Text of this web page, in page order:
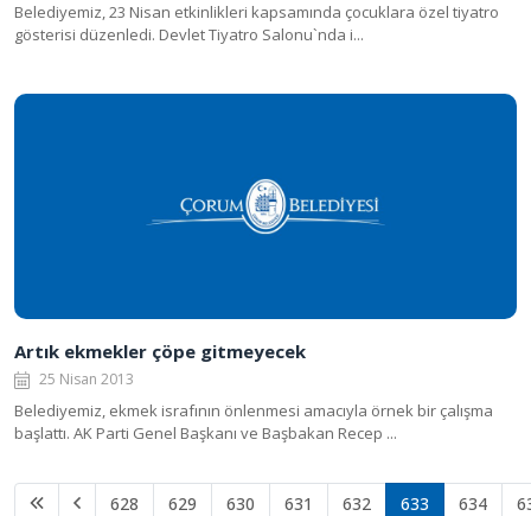
Belediyemiz, 23 Nisan etkinlikleri kapsamında çocuklara özel tiyatro
gösterisi düzenledi. Devlet Tiyatro Salonu`nda i...
Artık ekmekler çöpe gitmeyecek
25 Nisan 2013
Belediyemiz, ekmek israfının önlenmesi amacıyla örnek bir çalışma
başlattı. AK Parti Genel Başkanı ve Başbakan Recep ...
628 629 630 631 632 633 634